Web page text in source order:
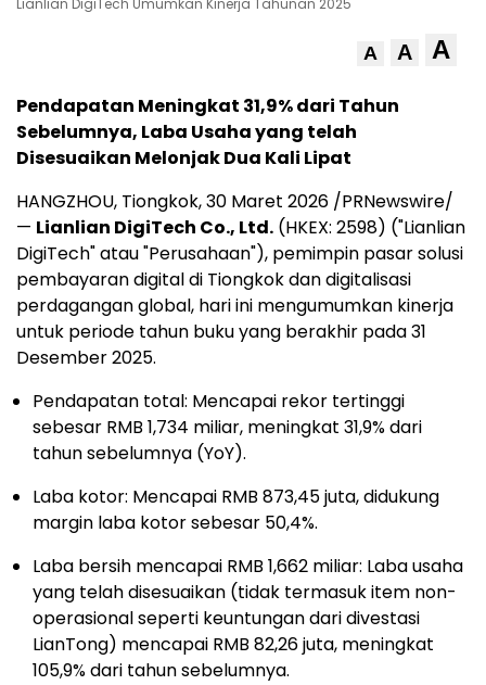
Lianlian DigiTech Umumkan Kinerja Tahunan 2025
A A A
Pendapatan Meningkat 31,9% dari Tahun
Sebelumnya, Laba Usaha yang telah
Disesuaikan Melonjak Dua Kali Lipat
HANGZHOU, Tiongkok,30 Maret 2026 /PRNewswire/
— Lianlian DigiTech Co., Ltd. (HKEX: 2598) ("Lianlian
DigiTech" atau "Perusahaan"), pemimpin pasar solusi
pembayaran digital di Tiongkok dan digitalisasi
perdagangan global, hari ini mengumumkan kinerja
untuk periode tahun buku yang berakhir pada 31
Desember 2025.
Pendapatan total: Mencapai rekor tertinggi
sebesar RMB 1,734 miliar, meningkat 31,9% dari
tahun sebelumnya (YoY).
Laba kotor: Mencapai RMB 873,45 juta, didukung
margin laba kotor sebesar 50,4%.
Laba bersih mencapai RMB 1,662 miliar: Laba usaha
yang telah disesuaikan (tidak termasuk item non-
operasional seperti keuntungan dari divestasi
LianTong) mencapai RMB 82,26 juta, meningkat
105,9% dari tahun sebelumnya.